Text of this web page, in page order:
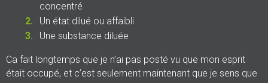
concentré
Un état dilué ou affaibli
Une substance diluée
Ca fait longtemps que je n’ai pas posté vu que mon esprit
était occupé, et c’est seulement maintenant que je sens que